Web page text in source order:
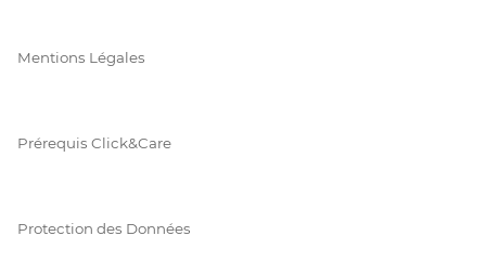
Mentions Légales
Prérequis Click&Care
Protection des Données